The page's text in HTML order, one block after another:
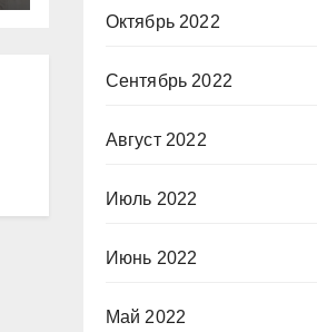
Октябрь 2022
Сентябрь 2022
Август 2022
Июль 2022
Июнь 2022
Май 2022